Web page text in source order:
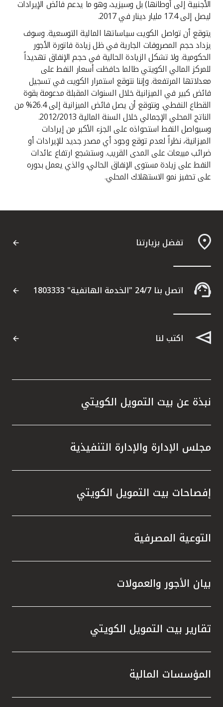
الأجنبية إلى أوطانها) بل وسيزيد، وهو ما يدعم فائض الإيرادات
ليصل إلى 17.4 مليار دينار في 2017.
يتوقع أن تواصل الكويت سياساتها المالية التوسعية. وسوف
يزداد حجم المصروفات الجارية في ظل زيادة فاتورة الأجور
الحكومية. ولا تشكل الزيادة الحالية في حجم الإنفاق تهديداً
للمركز المالي الكويتي طالما حافظت أسعار النفط على
معدلاتها المرتفعة. وإننا نتوقع استمرار الكويت في تسجيل
فائض كبير في الميزانية خلال السنوات المقبلة مدعومة بقوة
القطاع النفطي. ونتوقع أن يصل فائض الميزانية إلى 26.4% من
الناتج المحلي الإجمالي خلال السنة المالية 2012/2013.
وسيواصل النفط استحواذه على الجزء الأكبر من إيرادات
الميزانية، نظراً لعدم توقع وجود أي مصدر جديد للإيرادات أو
ضرائب مبيعات على المدى القريب. وستشجع ارتفاع عائدات
النفط على زيادة مستوى الإنفاق الحالي، والذي يعمل بدوره
على تحفيز نمو الاستهلاك المحلي.
تفضل بزيارتنا
اتصل بنا 24/7 "الخدمة الهاتفية" 1803333
اكتب لنا
نبذة عن بيت التمويل الكويتي
مجلس الإدارة والإدارة التنفيذية
إفصاحات بيت التمويل الكويتي
التوعية المصرفية
بيان الأجور والعمولات
تقارير بيت التمويل الكويتي
المؤسسات المالية